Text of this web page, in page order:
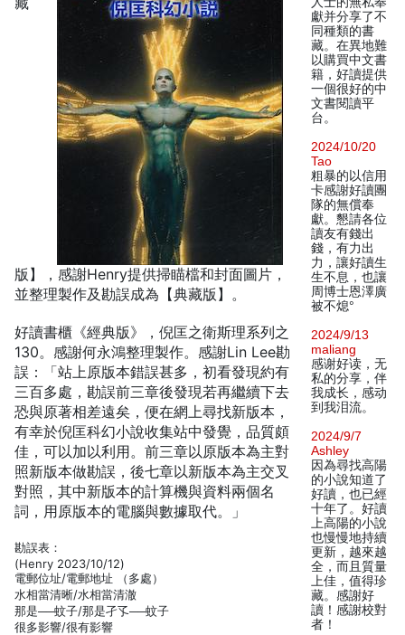
版】，感謝Henry提供掃瞄檔和封面圖片，
並整理製作及勘誤成為【典藏版】。
好讀書櫃《經典版》，倪匡之衛斯理系列之
130。感謝何永鴻整理製作。感謝Lin Lee勘
誤：「站上原版本錯誤甚多，初看發現約有
三百多處，勘誤前三章後發現若再繼續下去
恐與原著相差遠矣，便在網上尋找新版本，
有幸於倪匡科幻小說收集站中發覺，品質頗
佳，可以加以利用。前三章以原版本為主對
照新版本做勘誤，後七章以新版本為主交叉
對照，其中新版本的計算機與資料兩個名
詞，用原版本的電腦與數據取代。」
勘誤表：
(Henry 2023/10/12)
電郵位址/電郵地址 （多處）
水相當清晰/水相當清澈
那是──蚊子/那是孑孓──蚊子
很多影響/很有影響
獻并分享了不
同種類的書
藏。在異地難
以購買中文書
籍，好讀提供
一個很好的中
文書閱讀平
台。
2024/10/20
Tao
粗暴的以信用
卡感謝好讀團
隊的無償奉
獻。懇請各位
讀友有錢出
錢，有力出
力，讓好讀生
生不息，也讓
周博士恩澤廣
被不熄°
2024/9/13
maliang
感谢好读，无
私的分享，伴
我成长，感动
到我泪流。
2024/9/7
Ashley
因為尋找高陽
的小說知道了
好讀，也已經
十年了。好讀
上高陽的小說
也慢慢地持續
更新，越來越
全，而且質量
上佳，值得珍
藏。感謝好
讀！感謝校對
者！